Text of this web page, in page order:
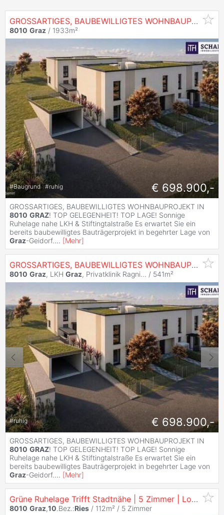
GROSSARTIGES, BAUBEWILLIGTES WOHNBAUPROJEKT IN
8010 Graz / 1933m²
#Baugrund #ruhig € 698.900,-
GROSSARTIGES, BAUBEWILLIGTES WOHNBAUPROJEKT IN
8010 GRAZ! TOP GELEGENHEIT! TOP LAGE! Sonnige
Ruhelage nahe LKH & Stiftingtalstraße Es erwartet Sie ein
bereits baubewilligtes Bauträgerprojekt in begehrter Lage von
Graz-Geidorf.... [Mehr]
GROSSARTIGES, BAUBEWILLIGTES WOHNBAUPROJEKT IN
8010 Graz, LKH Graz, Privatklinik Ragni... / 541m²
#ruhig € 698.900,-
GROSSARTIGES, BAUBEWILLIGTES WOHNBAUPROJEKT IN
8010 GRAZ! TOP GELEGENHEIT! TOP LAGE! Sonnige
Ruhelage nahe LKH & Stiftingtalstraße Es erwartet Sie ein
bereits baubewilligtes Bauträgerprojekt in begehrter Lage von
Graz-Geidorf.... [Mehr]
Grüne Ruhelage Trifft Stadtnähe | 5 Zimmer | Loggia & Balkon | Viel Potenzial
8010 Graz,10.Bez.:Ries / 112m² / 5 Zimmer